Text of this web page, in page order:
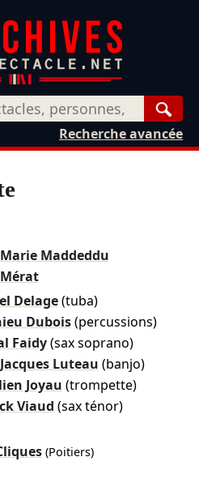
Recherche avancée
Maddeddu
Delage (tuba)
Dubois (percussions)
Faidy (sax soprano)
Luteau (banjo)
Joyau (trompette)
Viaud (sax ténor)
(Poitiers)